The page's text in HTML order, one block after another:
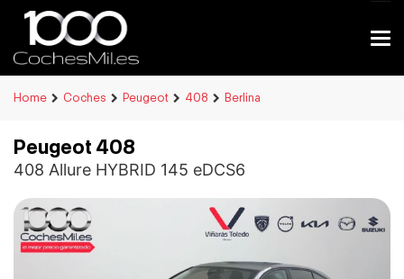
Home Coches Peugeot 408 Berlina
Peugeot 408
408 Allure HYBRID 145 eDCS6